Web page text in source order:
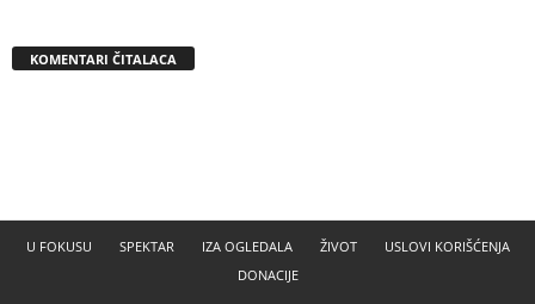
KOMENTARI ČITALACA
U FOKUSU SPEKTAR IZA OGLEDALA ŽIVOT
USLOVI KORIŠĆENJA
DONACIJE